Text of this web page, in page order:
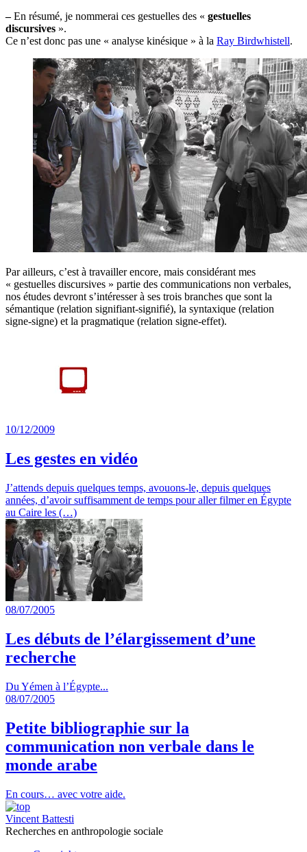
–En résumé, je nommerai ces gestuelles des « gestuelles
discursives ».
Ce n’est donc pas une « analyse kinésique » à la Ray Birdwhistell.
Par ailleurs, c’est à travailler encore, mais considérant mes
« gestuelles discursives » partie des communications non verbales,
nos études devront s’intéresser à ses trois branches que sont la
sémantique (relation signifiant-signifié), la syntaxique (relation
signe-signe) et la pragmatique (relation signe-effet).
10/12/2009
Les gestes en vidéo
J’attends depuis quelques temps, avouons-le, depuis quelques
années, d’avoir suffisamment de temps pour aller filmer en Égypte
au Caire les (…)
08/07/2005
Les débuts de l’élargissement d’une
recherche
Du Yémen à l’Égypte...
08/07/2005
Petite bibliographie sur la
communication non verbale dans le
monde arabe
En cours… avec votre aide.
Vincent Battesti
Recherches en anthropologie sociale